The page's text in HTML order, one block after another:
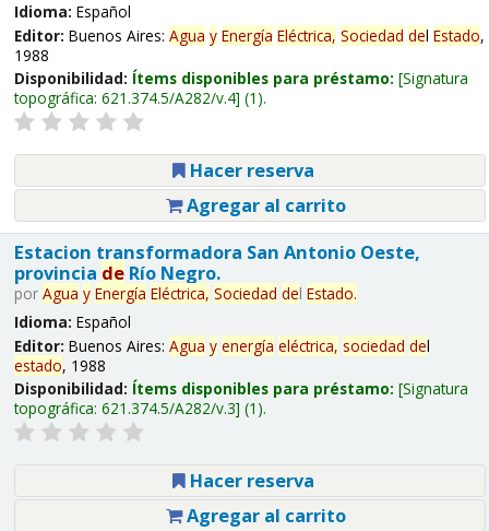
Idioma: Español
Editor: Buenos Aires: Agua y Energía Eléctrica, Sociedad del Estado,
1988
Disponibilidad: Ítems disponibles para préstamo: Signatura
topográfica: 621.374.5/A282/v.4 (1).
Hacer reserva
Agregar al carrito
Estacion transformadora San Antonio Oeste,
provincia deRío Negro.
por Agua y Energía Eléctrica, Sociedad del Estado.
Idioma: Español
Editor: Buenos Aires: Agua y energía eléctrica, sociedad del
estado, 1988
Disponibilidad: Ítems disponibles para préstamo: Signatura
topográfica: 621.374.5/A282/v.3 (1).
Hacer reserva
Agregar al carrito